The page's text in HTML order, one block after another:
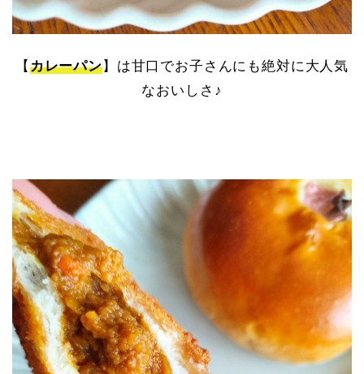
【 カレーパン】は甘口でお子さんにも絶対に大人気
なおいしさ♪